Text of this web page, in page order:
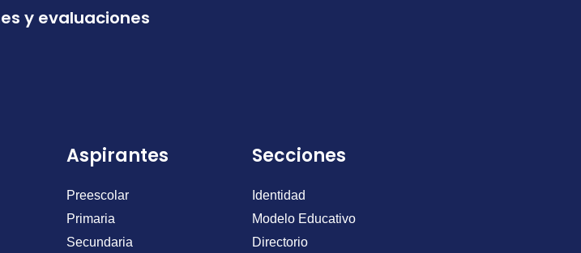
y evaluaciones
Aspirantes
Preescolar
Primaria
Secundaria
Secciones
Identidad
Modelo Educativo
Directorio